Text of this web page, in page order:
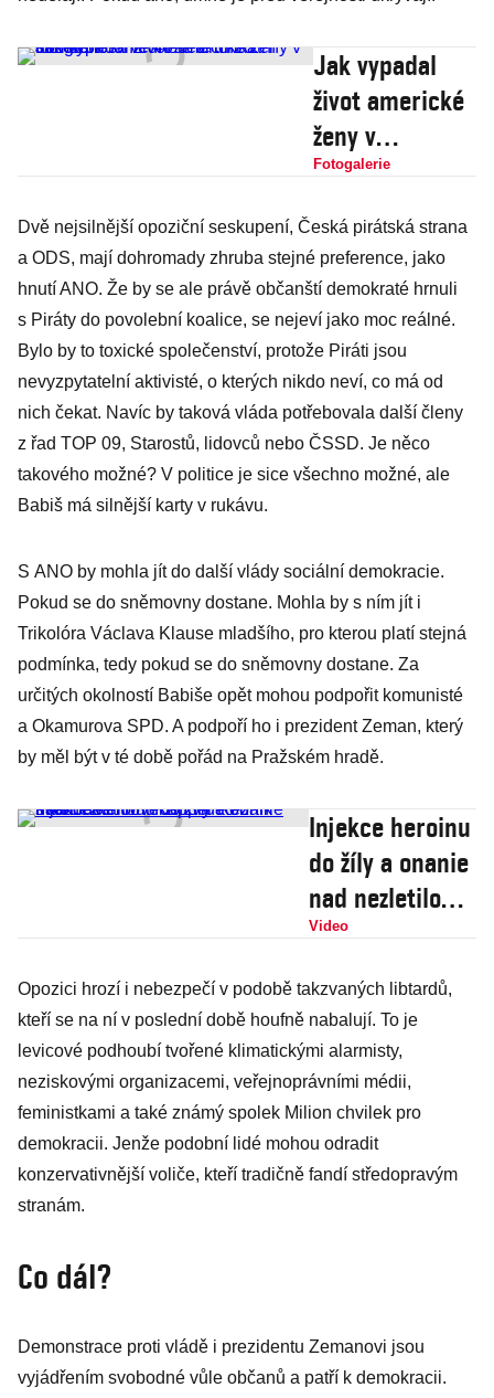
Jak vypadal
život americké
ženy v
domácnosti ve
století?
Prohlédněte si
unikátní
fotografie
Fotogalerie
Dvě nejsilnější opoziční seskupení, Česká pirátská strana
a ODS, mají dohromady zhruba stejné preference, jako
hnutí ANO. Že by se ale právě občanští demokraté hrnuli
s Piráty do povolební koalice, se nejeví jako moc reálné.
Bylo by to toxické společenství, protože Piráti jsou
nevyzpytatelní aktivisté, o kterých nikdo neví, co má od
nich čekat. Navíc by taková vláda potřebovala další členy
z řad TOP 09, Starostů, lidovců nebo ČSSD. Je něco
takového možné? V politice je sice všechno možné, ale
Babiš má silnější karty v rukávu.
S ANO by mohla jít do další vlády sociální demokracie.
Pokud se do sněmovny dostane. Mohla by s ním jít i
Trikolóra Václava Klause mladšího, pro kterou platí stejná
podmínka, tedy pokud se do sněmovny dostane. Za
určitých okolností Babiše opět mohou podpořit komunisté
a Okamurova SPD. A podpoří ho i prezident Zeman, který
by měl být v té době pořád na Pražském hradě.
Injekce heroinu
do žíly a onanie
nad nezletilou.
Rapper Řezník
kontroverzní
video o svobodě
Video
Opozici hrozí i nebezpečí v podobě takzvaných libtardů,
kteří se na ní v poslední době houfně nabalují. To je
levicové podhoubí tvořené klimatickými alarmisty,
neziskovými organizacemi, veřejnoprávními médii,
feministkami a také známý spolek Milion chvilek pro
demokracii. Jenže podobní lidé mohou odradit
konzervativnější voliče, kteří tradičně fandí středopravým
stranám.
Co dál?
Demonstrace proti vládě i prezidentu Zemanovi jsou
vyjádřením svobodné vůle občanů a patří k demokracii.